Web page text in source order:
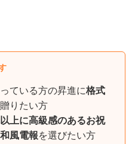
ている方の昇進に格式
りたい方
上に高級感のあるお祝
風電報を選びたい方